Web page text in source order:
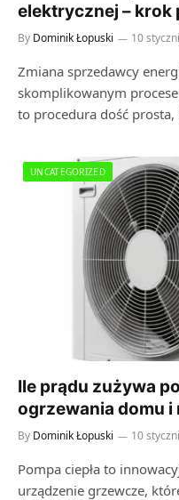
elektrycznej – krok
By Dominik Łopuski 10
Zmiana sprzedawcy
skomplikowanym
to procedura dość
UNCATEGORIZED
Ile prądu zużywa
ogrzewania domu i
By Dominik Łopuski 10
Pompa ciepła to
urządzenie grzewcze,